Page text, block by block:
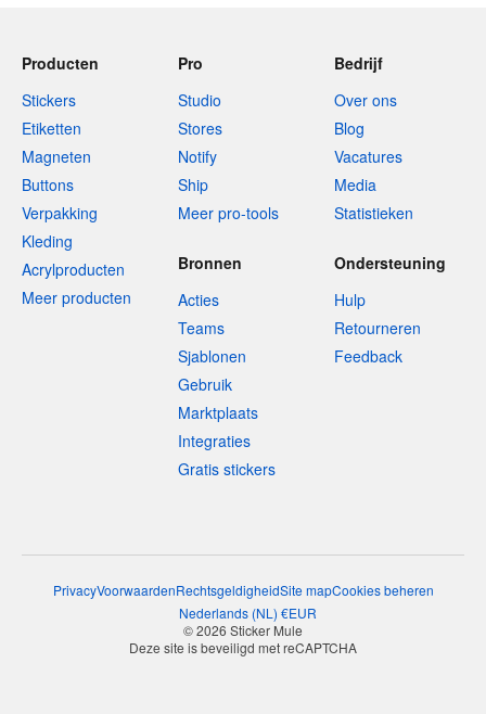
Producten
Stickers
Etiketten
Magneten
Buttons
Verpakking
Kleding
Acrylproducten
Meer producten
Pro
Studio
Stores
Notify
Ship
Meer pro-tools
Bedrijf
Over ons
Blog
Vacatures
Media
Statistieken
Bronnen
Acties
Teams
Sjablonen
Gebruik
Marktplaats
Integraties
Gratis stickers
Ondersteuning
Hulp
Retourneren
Feedback
PrivacyVoorwaardenRechtsgeldigheidSite mapCookies beheren
Nederlands(NL ) €EUR
© 2026 Sticker Mule
Deze site is beveiligd met reCAPTCHA